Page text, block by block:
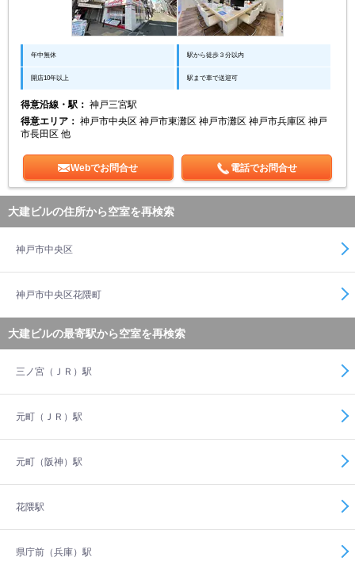
年中無休 駅から徒歩３分以内
開店10年以上 駅まで車で送迎可
得意沿線・駅： 神戸三宮駅
得意エリア： 神戸市中央区 神戸市東灘区 神戸市灘区 神戸市兵庫区 神戸
市長田区 他
Webでお問合せ 電話でお問合せ
大建ビルの住所から空室を再検索
神戸市中央区
神戸市中央区花隈町
大建ビルの最寄駅から空室を再検索
三ノ宮（ＪＲ）駅
元町（ＪＲ）駅
元町（阪神）駅
花隈駅
県庁前（兵庫）駅